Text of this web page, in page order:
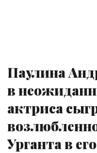
Паулина
в
актриса
Урганта в